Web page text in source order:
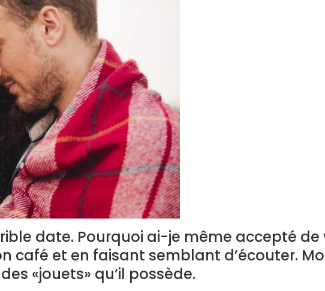
date. Pourquoi ai-je même accepté de
café et en faisant semblant d’écouter.
«jouets» qu’il possède.